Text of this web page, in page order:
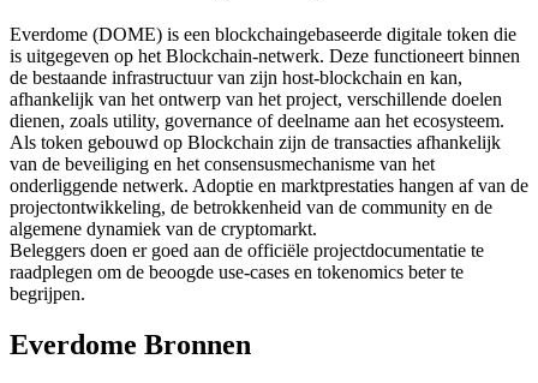
USDC-futures
Futures met USDC als onderpand
Everdome (DOME) is een blockchaingebaseerde digitale token die
is uitgegeven op het Blockchain-netwerk. Deze functioneert binnen
de bestaande infrastructuur van zijn host-blockchain en kan,
afhankelijk van het ontwerp van het project, verschillende doelen
dienen, zoals utility, governance of deelname aan het ecosysteem.
Als token gebouwd op Blockchain zijn de transacties afhankelijk
van de beveiliging en het consensusmechanisme van het
onderliggende netwerk. Adoptie en marktprestaties hangen af van de
projectontwikkeling, de betrokkenheid van de community en de
algemene dynamiek van de cryptomarkt.
Beleggers doen er goed aan de officiële projectdocumentatie te
raadplegen om de beoogde use-cases en tokenomics beter te
begrijpen.
Everdome Bronnen